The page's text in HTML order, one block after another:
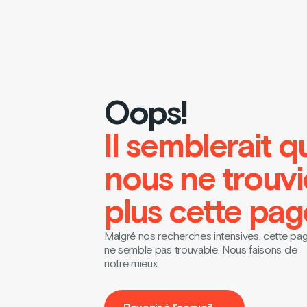
Oops!
Il semblerait
nous ne
plus cette
Malgré nos recherches intensives, cette
ne semble pas trouvable. Nous faisons de
notre mieux